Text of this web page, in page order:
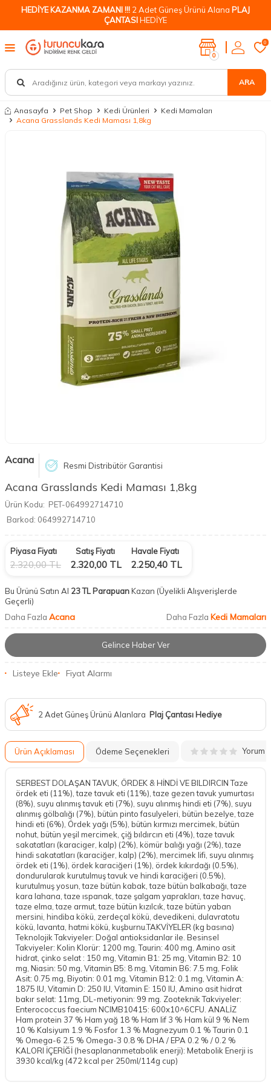
HEDİYE KAZANMA ZAMANI !!! 2 Adet Güneş Ürünü Alana PLAJ
ÇANTASIHEDİYE
ARA
0
0
Anasayfa Pet Shop Kedi Ürünleri
Kedi Mamaları
Acana Grasslands Kedi Maması 1,8kg
Acana Resmi Distribütör Garantisi
Acana Grasslands Kedi Maması 1,8kg
Ürün Kodu: PET-064992714710
Barkod: 064992714710
Piyasa Fiyatı
2.320,00TL
Satış Fiyatı
2.320,00 TL
Havale Fiyatı
2.250,40 TL
Bu Ürünü Satın Al 23 TL ParapuanKazan (Üyelikli Alışverişlerde
Geçerli)
Daha Fazla Acana Daha Fazla Kedi Mamaları
Gelince Haber Ver
Listeye Ekle Fiyat Alarmı
2 Adet Güneş Ürünü Alanlara Plaj Çantası Hediye
Ürün Açıklaması Ödeme Seçenekleri Yorum
SERBEST DOLAŞAN TAVUK, ÖRDEK & HİNDİ VE BILDIRCIN Taze
ördek eti (11%), taze tavuk eti (11%), taze gezen tavuk yumurtası
(8%), suyu alınmış tavuk eti (7%), suyu alınmış hindi eti (7%), suyu
alınmış gölbalığı (7%), bütün pinto fasulyeleri, bütün bezelye, taze
hindi eti (6%), Ördek yağı (5%), bütün kırmızı mercimek, bütün
nohut, bütün yeşil mercimek, çiğ bıldırcın eti (4%), taze tavuk
sakatatları (karaciger, kalp) (2%), kömür balığı yağı (2%), taze
hindi sakatatları (karaciğer, kalp) (2%), mercimek lifi, suyu alınmış
ördek eti (1%), ördek karaciğeri (1%), ördek kıkırdağı (0.5%),
dondurularak kurutulmuş tavuk ve hindi karaciğeri (0.5%),
kurutulmuş yosun, taze bütün kabak, taze bütün balkabağı, taze
kara lahana, taze ıspanak, taze şalgam yaprakları, taze havuç,
taze elma, taze armut, taze bütün kızılcık, taze bütün yaban
mersini, hindiba kökü, zerdeçal kökü, devedikeni, dulavratotu
kökü, lavanta, hatmi kökü, kuşburnu.TAKVİYELER (kg basına)
Teknolojik Takviyeler: Doğal antioksidanlar ile. Besinsel
Takviyeler: Kolin Klorür: 1200 mg, Taurin: 400 mg, Amino asit
hidrat, çinko selat : 150 mg, Vitamin B1: 25 mg, Vitamin B2: 10
mg, Niasin: 50 mg, Vitamin B5: 8 mg, Vitamin B6: 7.5 mg, Folik
Asit: 0.75 mg, Biyotin: 0.01 mg, Vitamin B12: 0.1 mg, Vitamin A:
1875 IU, Vitamin D: 250 IU, Vitamin E: 150 IU, Amino asit hidrat
bakır selat: 11mg, DL-metiyonin: 99 mg. Zooteknik Takviyeler:
Enterococcus faecium NCIMB10415: 600x10^6CFU. ANALİZ
Ham protein 37 % Ham yağ 18 % Ham lif 3 % Ham kül 9 % Nem
10 % Kalsiyum 1.9 % Fosfor 1.3 % Magnezyum 0.1 % Taurin 0.1
% Omega-6 2.5 % Omega-3 0.8 % DHA / EPA 0.2 % / 0.2 %
KALORI İÇERİĞİ (hesaplananmetabolik enerji): Metabolik Enerji is
3930 kcal/kg (472 kcal per 250ml/114g cup)